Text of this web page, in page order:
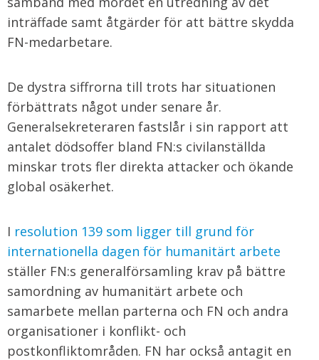
inträffade samt åtgärder för att bättre skydda
FN-medarbetare.
De dystra siffrorna till trots har situationen
förbättrats något under senare år.
Generalsekreteraren fastslår i sin rapport att
antalet dödsoffer bland FN:s civilanställda
minskar trots fler direkta attacker och ökande
global osäkerhet.
I resolution 139 som ligger till grund för
internationella dagen för humanitärt arbete
ställer FN:s generalförsamling krav på bättre
samordning av humanitärt arbete och
samarbete mellan parterna och FN och andra
organisationer i konflikt- och
postkonfliktområden. FN har också antagit en